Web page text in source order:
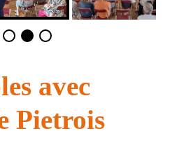
avec
Pietrois